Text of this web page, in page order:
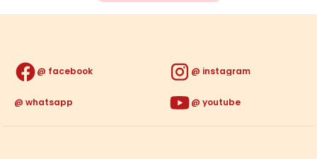
facebook instagram
whatsapp youtube